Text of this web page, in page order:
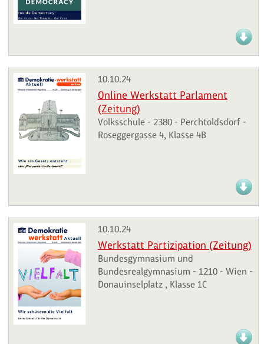
10.10.24
Online Werkstatt Parlament
(Zeitung)
Volksschule - 2380 - Perchtoldsdorf -
Roseggergasse 4, Klasse 4B
10.10.24
Werkstatt Partizipation (Zeitung)
Bundesgymnasium und
Bundesrealgymnasium - 1210 - Wien -
Donauinselplatz , Klasse 1C